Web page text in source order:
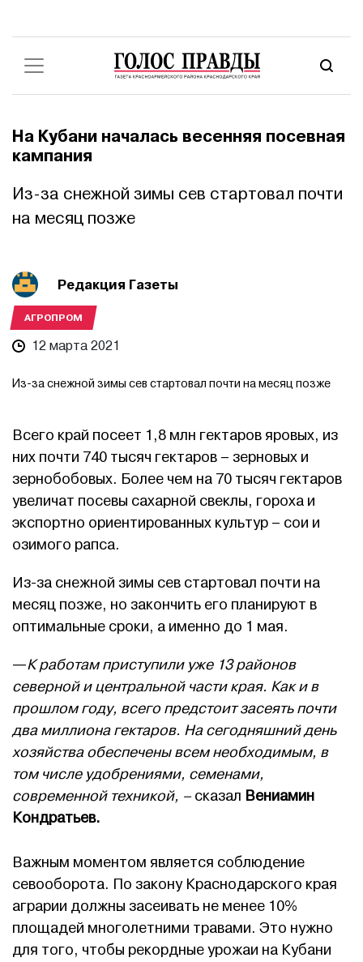
На Кубани началась весенняя посевная
кампания
Из-за снежной зимы сев стартовал почти
на месяц позже
Редакция Газеты
АГРОПРОМ
12 марта 2021
Из-за снежной зимы сев стартовал почти на месяц позже
Всего край посеет 1,8 млн гектаров яровых, из
них почти 740 тысяч гектаров – зерновых и
зернобобовых. Более чем на 70 тысяч гектаров
увеличат посевы сахарной свеклы, гороха и
экспортно ориентированных культур – сои и
озимого рапса.
Из-за снежной зимы сев стартовал почти на
месяц позже, но закончить его планируют в
оптимальные сроки, а именно до 1 мая.
—К работам приступили уже 13 районов
северной и центральной части края. Как и в
прошлом году, всего предстоит засеять почти
два миллиона гектаров. На сегодняшний день
хозяйства обеспечены всем необходимым, в
том числе удобрениями, семенами,
современной техникой, – сказал Вениамин
Кондратьев.
Важным моментом является соблюдение
севооборота. По закону Краснодарского края
аграрии должны засеивать не менее 10%
площадей многолетними травами. Это нужно
для того, чтобы рекордные урожаи на Кубани